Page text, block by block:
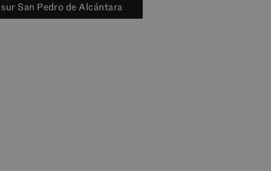
San Pedro de Alcántara